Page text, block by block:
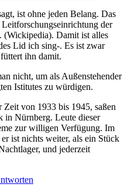
ist ohne jeden Belang. Das
der
(Wickipedia). Damit ist alles
Lid ich sing-. Es ist zwar
ihn damit.
nicht, um als Außenstehender
Istitutes zu würdigen.
Zeit von 1933 bis 1945, saßen
in Nürnberg. Leute dieser
zur willigen Verfügung. Im
ist nichts weiter, als ein Stück
und jederzeit